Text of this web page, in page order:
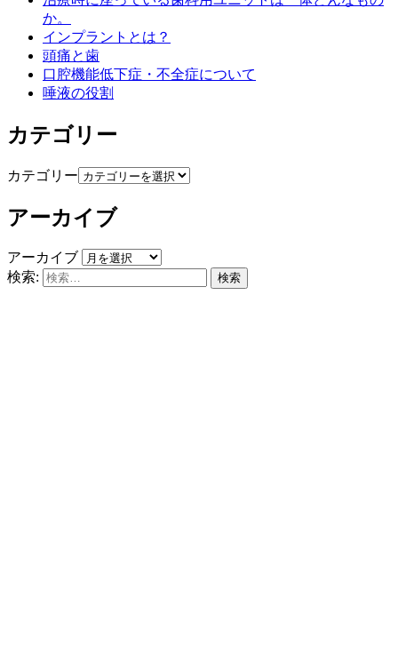
か。
インプラントとは？
頭痛と歯
口腔機能低下症・不全症について
唾液の役割
カテゴリー
カテゴリー
アーカイブ
アーカイブ
検索: